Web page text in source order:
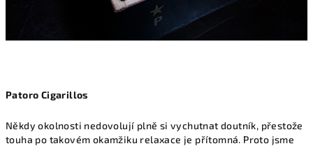
Patoro Cigarillos
Někdy okolnosti nedovolují plně si vychutnat doutník, přestože
touha po takovém okamžiku relaxace je přítomná. Proto jsme